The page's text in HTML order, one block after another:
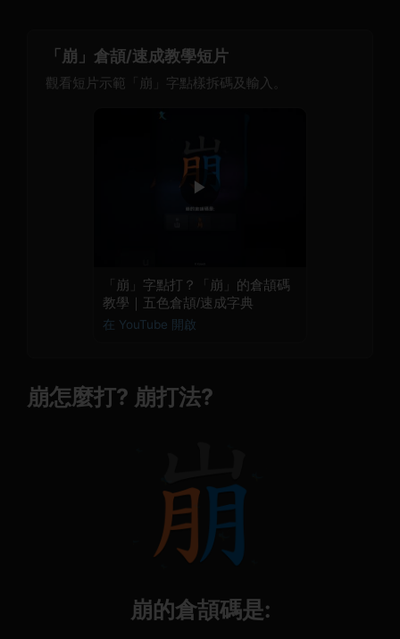
「崩」倉頡/速成教學短片
觀看短片示範「崩」字點樣拆碼及輸入。
▶
「崩」字點打？「崩」的倉頡碼
教學｜五色倉頡/速成字典
在 YouTube 開啟
崩怎麼打? 崩打法?
崩的倉頡碼是: